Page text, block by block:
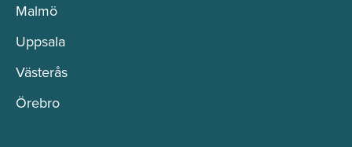
Malmö
Uppsala
Västerås
Örebro